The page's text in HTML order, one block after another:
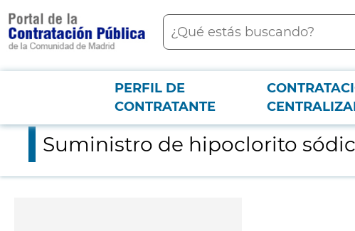
contenido
principal
Buscar
Menú PCON
PERFIL DE
CONTRATANTE
Suministro de hipoclorito sódico para la piscina del Área recreativa de
Suministro de hipoclorito